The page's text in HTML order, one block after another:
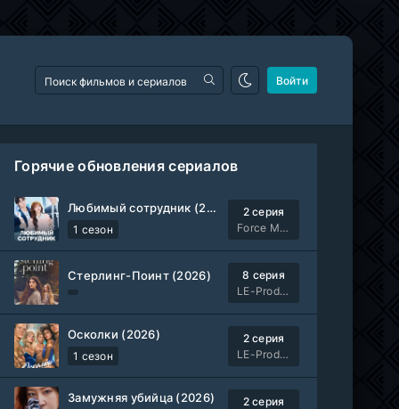
Войти
Горячие обновления сериалов
Любимый сотрудник (2026)
1 сезон
2 серия
Force Media
Стерлинг-Поинт (2026)
8 серия
LE-Production
Осколки (2026)
1 сезон
2 серия
LE-Production
Замужняя убийца (2026)
2 серия